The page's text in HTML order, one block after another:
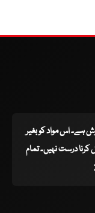
ہے۔ اس مواد کو بغیر
درست نہیں۔ تمام